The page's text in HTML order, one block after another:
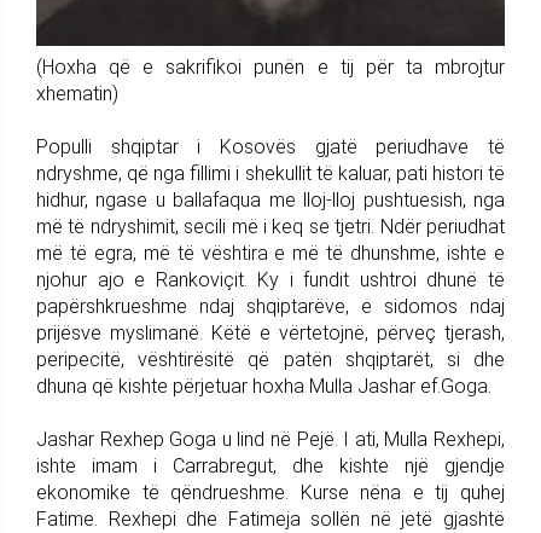
(Hoxha që e sakrifikoi punën e tij për ta mbrojtur
xhematin)
Populli shqiptar i Kosovës gjatë periudhave të
ndryshme, që nga fillimi i shekullit të kaluar, pati histori të
hidhur, ngase u ballafaqua me lloj-lloj pushtuesish, nga
më të ndryshimit, secili më i keq se tjetri. Ndër periudhat
më të egra, më të vështira e më të dhunshme, ishte e
njohur ajo e Rankoviçit. Ky i fundit ushtroi dhunë të
papërshkrueshme ndaj shqiptarëve, e sidomos ndaj
prijësve myslimanë. Këtë e vërtetojnë, përveç tjerash,
peripecitë, vështirësitë që patën shqiptarët, si dhe
dhuna që kishte përjetuar hoxha Mulla Jashar ef.Goga.
Jashar Rexhep Goga u lind në Pejë. I ati, Mulla Rexhepi,
ishte imam i Carrabregut, dhe kishte një gjendje
ekonomike të qëndrueshme. Kurse nëna e tij quhej
Fatime. Rexhepi dhe Fatimeja sollën në jetë gjashtë